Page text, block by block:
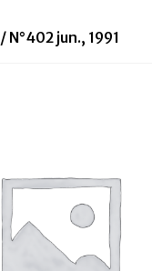
/ N°402 jun., 1991